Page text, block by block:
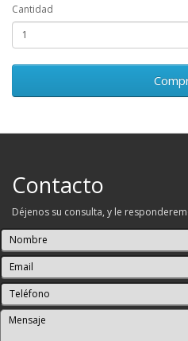
Cantidad
Contacto
Déjenos su consulta, y le